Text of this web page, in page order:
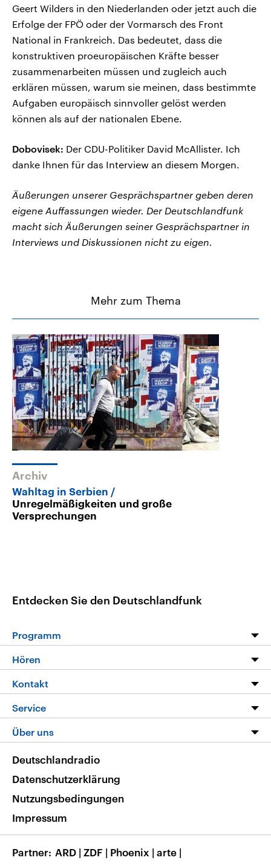
Geert Wilders in den Niederlanden oder jetzt auch die
Erfolge der FPÖ oder der Vormarsch des Front
National in Frankreich. Das bedeutet, dass die
konstruktiven proeuropäischen Kräfte besser
zusammenarbeiten müssen und zugleich auch
erklären müssen, warum sie meinen, dass bestimmte
Aufgaben europäisch sinnvoller gelöst werden
können als auf der nationalen Ebene.
Dobovisek: Der CDU-Politiker David McAllister. Ich
danke Ihnen für das Interview an diesem Morgen.
Äußerungen unserer Gesprächspartner geben deren
eigene Auffassungen wieder. Der Deutschlandfunk
macht sich Äußerungen seiner Gesprächspartner in
Interviews und Diskussionen nicht zu eigen.
Mehr zum Thema
Archiv
Wahltag in Serbien
Unregelmäßigkeiten und große
Versprechungen
Entdecken Sie den Deutschlandfunk
Programm
Programm
Die Nachrichten
Nachrichtenleicht
Neue Beiträge auf dlf.de
Hören
Livestream
Podcasts
Deutschlandfunk App
Nachrichten App
Frequenzen
Kontakt
Hörerservice
Service
FAQ
Veranstaltungen
Musikliste
RSS
Über uns
Barrierefreiheit
Deutschlandradio
Datenschutzerklärung
Nutzungsbedingungen
Impressum
Partner ARD | ZDF | Phoenix | arte |